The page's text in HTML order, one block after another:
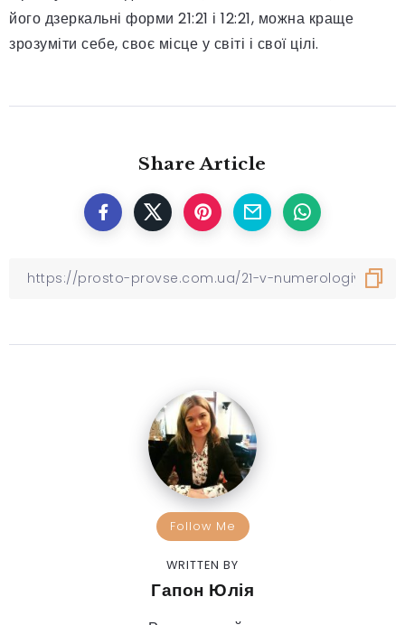
його дзеркальні форми 21:21 і 12:21, можна краще
зрозуміти себе, своє місце у світі і свої цілі.
Share Article
Follow Me
WRITTEN BY
Гапон Юлія